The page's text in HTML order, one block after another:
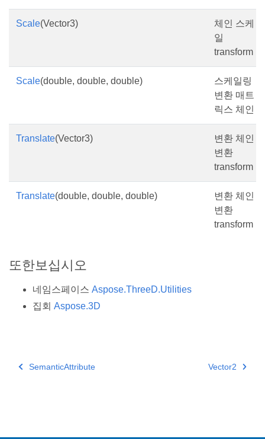
Scale(Vector3)
체인 스케
일
transform
Scale(double, double, double)
스케일링
변환 매트
릭스 체인
Translate(Vector3)
변환 체인
변환
transform
Translate(double, double, double)
변환 체인
변환
transform
또한보십시오
네임스페이스 Aspose.ThreeD.Utilities
집회 Aspose.3D
SemanticAttribute Vector2